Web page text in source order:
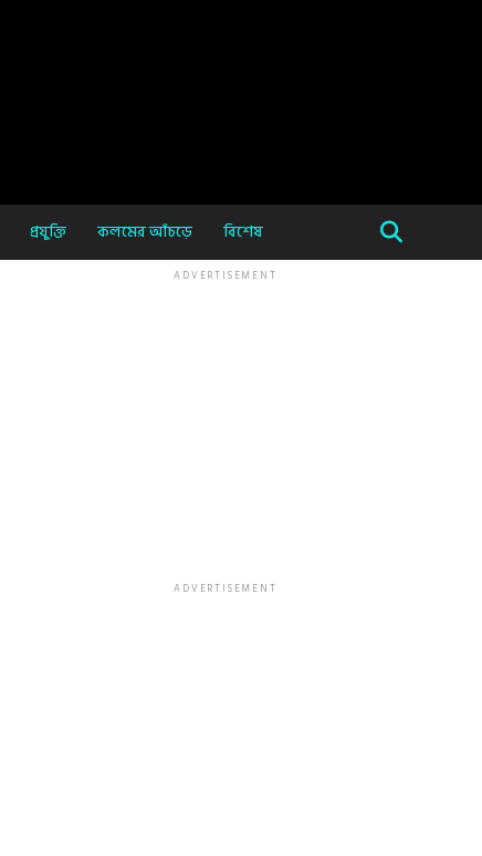
প্রযুক্তি কলমের আঁচড়ে বিশেষ
ADVERTISEMENT
ADVERTISEMENT